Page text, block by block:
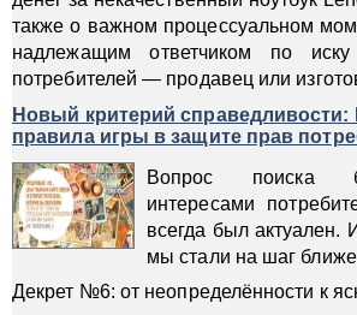
также о важном процессуальном
надлежащим ответчиком по
потребителей — продавец или
Новый критерий справедливости:
правила игры в защите прав
Вопрос поиска
интересами
всегда был актуален.
мы стали на шаг
Декрет №6: от неопределённости к